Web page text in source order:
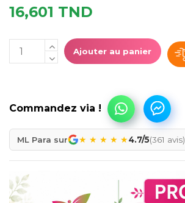
16,601 TND
Ajouter au panier
ML Para sur ★ ★ ★ ★ ★4.7/5(361 avis)